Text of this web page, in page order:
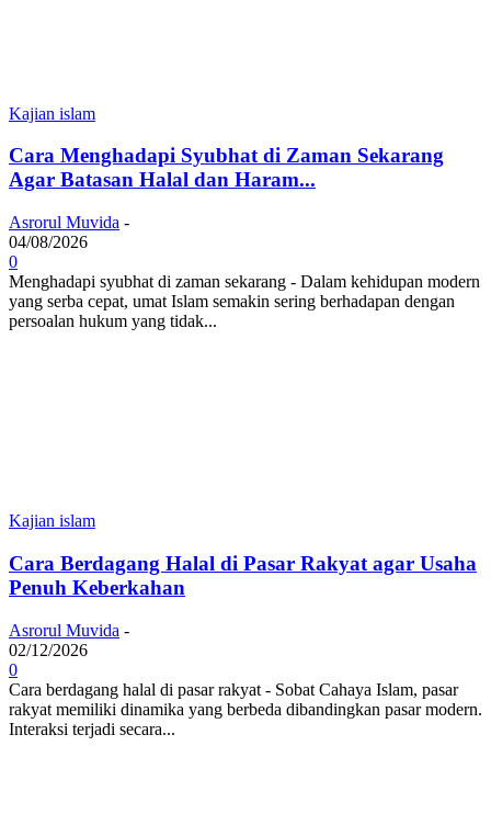
Kajian islam
Cara Menghadapi Syubhat di Zaman Sekarang
Agar Batasan Halal dan Haram...
Asrorul Muvida -
04/08/2026
0
Menghadapi syubhat di zaman sekarang - Dalam kehidupan modern
yang serba cepat, umat Islam semakin sering berhadapan dengan
persoalan hukum yang tidak...
Kajian islam
Cara Berdagang Halal di Pasar Rakyat agar Usaha
Penuh Keberkahan
Asrorul Muvida -
02/12/2026
0
Cara berdagang halal di pasar rakyat - Sobat Cahaya Islam, pasar
rakyat memiliki dinamika yang berbeda dibandingkan pasar modern.
Interaksi terjadi secara...